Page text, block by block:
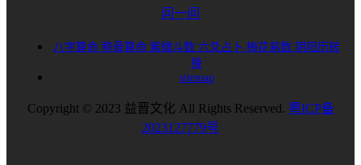
问一问
八字算命 称骨算命 紫微斗数 六爻占卜 梅花易数 阴阳历转
换
sitemap
Copyright © 2023 益晋文化 All Rights Reserved. 粤ICP备
2023127779号